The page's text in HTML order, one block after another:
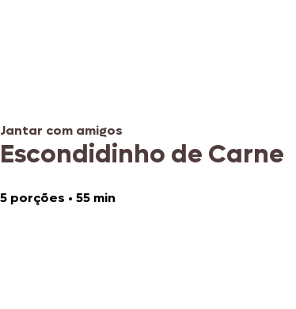
Jantar com amigos
Escondidinho de Carne
5 porções • 55 min